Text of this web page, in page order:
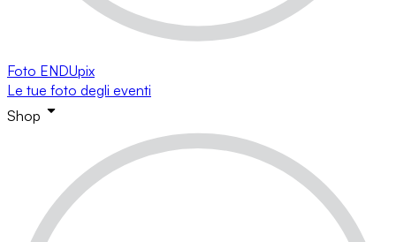
Foto ENDUpix
Le tue foto degli eventi
Shop